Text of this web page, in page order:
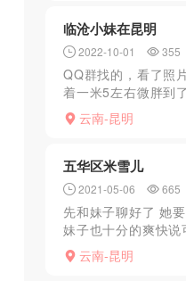
临沧小妹在昆明
2022-10-01 355
QQ群找的，看了照
着一米5左右微胖到
洗过了然后她就给我
是人有一点黑胸也挺
云南-昆明
五华区米雪儿
2021-05-06 665
先和妹子聊好了 她
妹子也十分的爽快
去 到了妹子的住处
把弄 不一会躺下后
云南-昆明